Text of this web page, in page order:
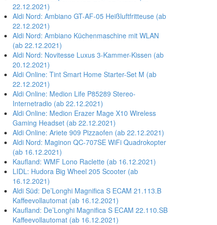
22.12.2021)
Aldi Nord: Ambiano GT-AF-05 Heißluftfritteuse (ab
22.12.2021)
Aldi Nord: Ambiano Küchenmaschine mit WLAN
(ab 22.12.2021)
Aldi Nord: Novitesse Luxus 3-Kammer-Kissen (ab
20.12.2021)
Aldi Online: Tint Smart Home Starter-Set M (ab
22.12.2021)
Aldi Online: Medion Life P85289 Stereo-
Internetradio (ab 22.12.2021)
Aldi Online: Medion Erazer Mage X10 Wireless
Gaming Headset (ab 22.12.2021)
Aldi Online: Ariete 909 Pizzaofen (ab 22.12.2021)
Aldi Nord: Maginon QC-707SE WiFi Quadrokopter
(ab 16.12.2021)
Kaufland: WMF Lono Raclette (ab 16.12.2021)
LIDL: Hudora Big Wheel 205 Scooter (ab
16.12.2021)
Aldi Süd: De’Longhi Magnifica S ECAM 21.113.B
Kaffeevollautomat (ab 16.12.2021)
Kaufland: De’Longhi Magnifica S ECAM 22.110.SB
Kaffeevollautomat (ab 16.12.2021)